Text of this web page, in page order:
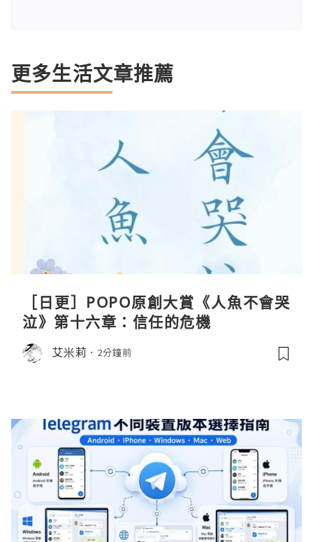
更多生活文章推薦
［日更］POPO原創大賞《人魚不會哭
泣》第十六章：信任的危機
艾米莉 2分鐘前